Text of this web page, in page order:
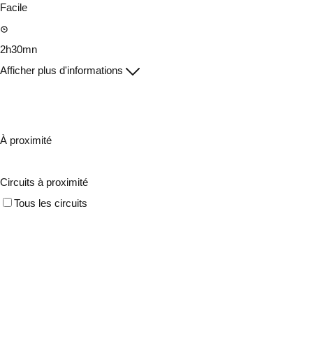
Facile
2h30mn
Afficher plus d'informations
À proximité
Circuits à proximité
Tous les circuits